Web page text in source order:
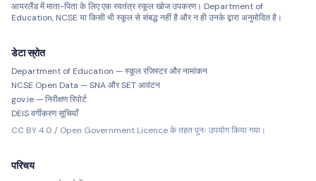
आयरलैंड में माता-पिता के लिए एक स्वतंत्र स्कूल खोज उपकरण। Department of
Education, NCSE या किसी भी स्कूल से संबद्ध नहीं है और न ही उनके द्वारा अनुमोदित है।
डेटा स्रोत
Department of Education — स्कूल रजिस्टर और नामांकन
NCSE Open Data — SNA और SET आवंटन
gov.ie — निरीक्षण रिपोर्ट
DEIS वर्गीकरण सूचियाँ
CC BY 4.0 / Open Government Licence के तहत पुनः उपयोग किया गया।
परिचय